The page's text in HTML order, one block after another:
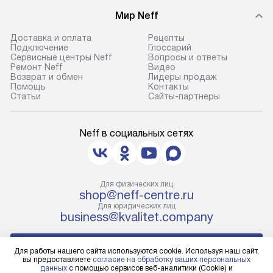
Мир Neff
Доставка и оплата
Подключение
Сервисные центры Neff
Ремонт Neff
Возврат и обмен
Помощь
Статьи
Рецепты
Глоссарий
Вопросы и ответы
Видео
Лидеры продаж
Контакты
Сайты-партнеры
Neff в социальных сетях
Для физических лиц
shop@neff-centre.ru
Для юридических лиц
business@kvalitet.company
Для работы нашего сайта используются cookie. Используя наш сайт,
вы предоставляете согласие на обработку ваших персональных
данных с помощью сервисов веб-аналитики (Cookie) и